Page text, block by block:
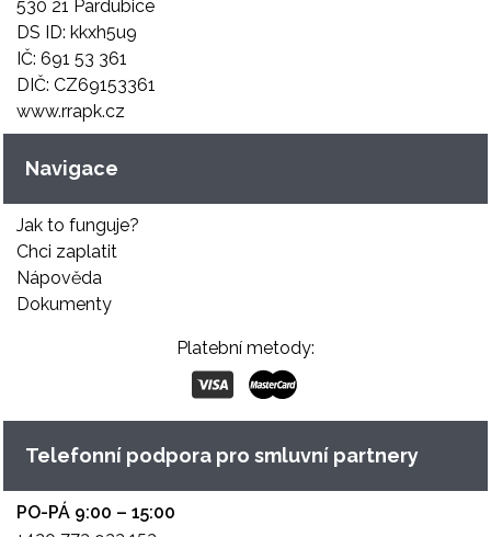
530 21 Pardubice
DS ID: kkxh5u9
IČ: 691 53 361
DIČ: CZ69153361
www.rrapk.cz
Navigace
Jak to funguje?
Chci zaplatit
Nápověda
Dokumenty
Platební metody:
Telefonní podpora pro smluvní partnery
PO-PÁ 9:00 – 15:00